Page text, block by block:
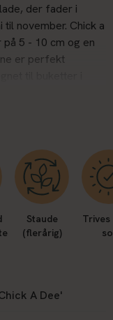
der fader i
november. Chick a
5 - 10 cm og en
er perfekt
lange holdbarhed
nuancer for
dele sig og dermed
højden, men det
Staude
(flerårig)
A Dee'